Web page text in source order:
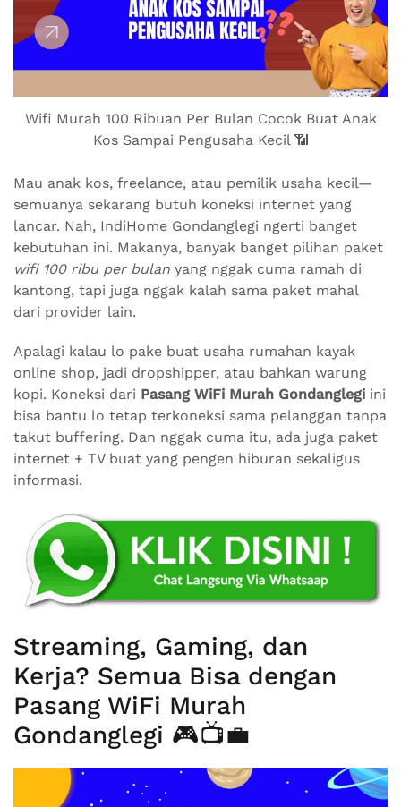
Wifi Murah 100 Ribuan Per Bulan Cocok Buat Anak
Kos Sampai Pengusaha Kecil 📶
Mau anak kos, freelance, atau pemilik usaha kecil—
semuanya sekarang butuh koneksi internet yang
lancar. Nah, IndiHome Gondanglegi ngerti banget
kebutuhan ini. Makanya, banyak banget pilihan paket
wifi 100 ribu per bulan yang nggak cuma ramah di
kantong, tapi juga nggak kalah sama paket mahal
dari provider lain.
Apalagi kalau lo pake buat usaha rumahan kayak
online shop, jadi dropshipper, atau bahkan warung
kopi. Koneksi dari Pasang WiFi Murah Gondanglegi ini
bisa bantu lo tetap terkoneksi sama pelanggan tanpa
takut buffering. Dan nggak cuma itu, ada juga paket
internet + TV buat yang pengen hiburan sekaligus
informasi.
Streaming, Gaming, dan
Kerja? Semua Bisa dengan
Pasang WiFi Murah
Gondanglegi 🎮📺💼